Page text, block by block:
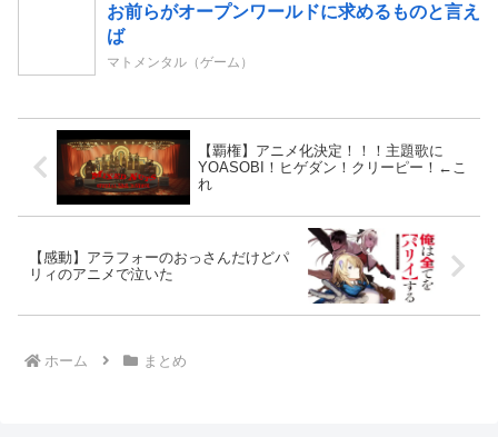
お前らがオープンワールドに求めるものと言え
ば
マトメンタル（ゲーム）
【覇権】アニメ化決定！！！主題歌に
YOASOBI！ヒゲダン！クリーピー！←こ
れ
【感動】アラフォーのおっさんだけどパ
リィのアニメで泣いた
ホーム まとめ